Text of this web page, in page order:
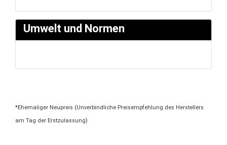
Umwelt und Normen
*Ehemaliger Neupreis (Unverbindliche Preisempfehlung des Herstellers
am Tag der Erstzulassung)